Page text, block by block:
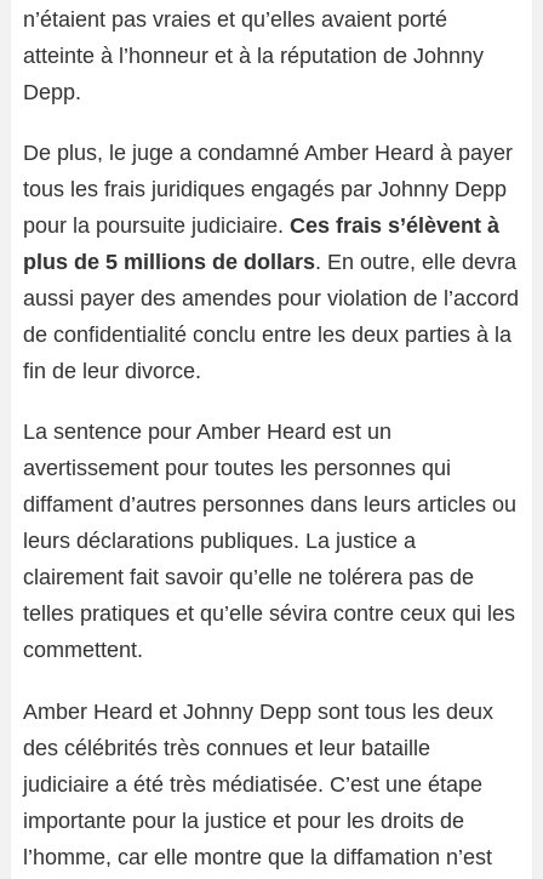
n’étaient pas vraies et qu’elles avaient porté
atteinte à l’honneur et à la réputation de Johnny
Depp.
De plus, le juge a condamné Amber Heard à payer
tous les frais juridiques engagés par Johnny Depp
pour la poursuite judiciaire. Ces frais s’élèvent à
plus de 5 millions de dollars. En outre, elle devra
aussi payer des amendes pour violation de l’accord
de confidentialité conclu entre les deux parties à la
fin de leur divorce.
La sentence pour Amber Heard est un
avertissement pour toutes les personnes qui
diffament d’autres personnes dans leurs articles ou
leurs déclarations publiques. La justice a
clairement fait savoir qu’elle ne tolérera pas de
telles pratiques et qu’elle sévira contre ceux qui les
commettent.
Amber Heard et Johnny Depp sont tous les deux
des célébrités très connues et leur bataille
judiciaire a été très médiatisée. C’est une étape
importante pour la justice et pour les droits de
l’homme, car elle montre que la diffamation n’est